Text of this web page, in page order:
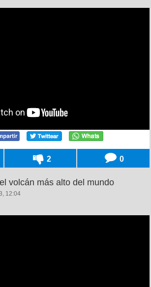
2 0
volcán más alto del mundo
12:04